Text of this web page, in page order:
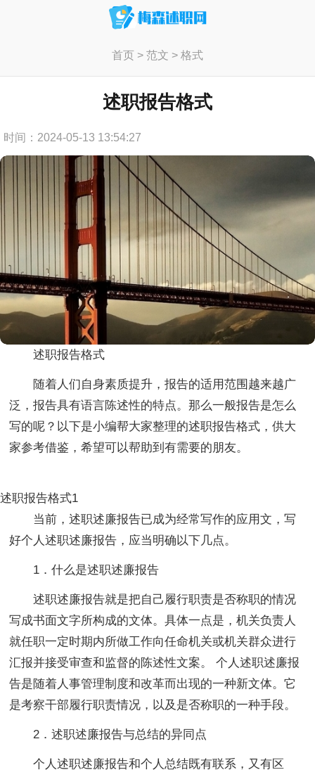
首页> 范文 > 格式
述职报告格式
时间：2024-05-13 13:54:27
述职报告格式
随着人们自身素质提升，报告的适用范围越来越广
泛，报告具有语言陈述性的特点。那么一般报告是怎么
写的呢？以下是小编帮大家整理的述职报告格式，供大
家参考借鉴，希望可以帮助到有需要的朋友。
述职报告格式1
当前，述职述廉报告已成为经常写作的应用文，写
好个人述职述廉报告，应当明确以下几点。
1．什么是述职述廉报告
述职述廉报告就是把自己履行职责是否称职的情况
写成书面文字所构成的文体。具体一点是，机关负责人
就任职一定时期内所做工作向任命机关或机关群众进行
汇报并接受审查和监督的陈述性文案。 个人述职述廉报
告是随着人事管理制度和改革而出现的一种新文体。它
是考察干部履行职责情况，以及是否称职的一种手段。
2．述职述廉报告与总结的异同点
个人述职述廉报告和个人总结既有联系，又有区